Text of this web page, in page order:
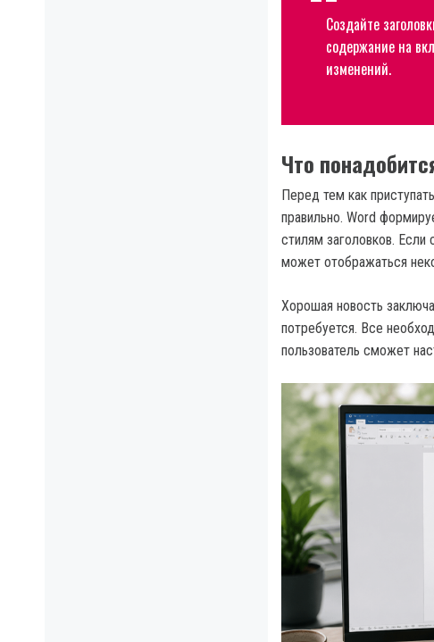
Создайте
содержание на
изменений.
Что
Перед тем как
правильно. Word
стилям заголовков.
может отображаться
Хорошая новость
потребуется. Все
пользователь сможет